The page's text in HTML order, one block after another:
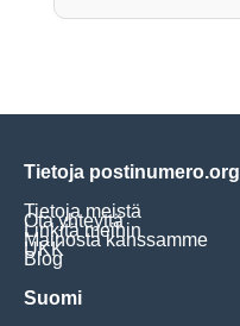
Tietoja postinumero.org
Tietoja meistä
Ota yhteyttä
Linkitä meihin
Mainosta kanssamme
UKK
Blog
Suomi